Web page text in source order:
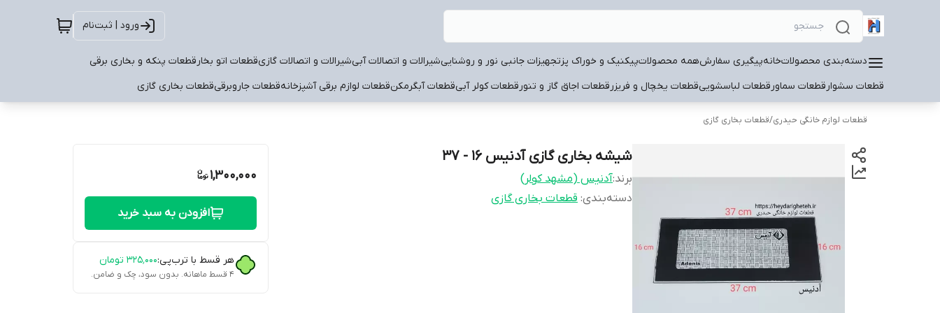
ورود | ثبت‌نام
دسته‌بندی محصولاتخانهپیگیری سفارشهمه محصولاتپیکنیک و خوراک پزتجهیزات جانبی نور و روشناییشیرالات و اتصالات آبیشیرالات و اتصالات گازیقطعات اتو بخارقطعات پنکه و بخاری برقی
قطعات سشوارقطعات سماورقطعات لباسشوییقطعات یخچال و فریزرقطعات اجاق گاز و تنورقطعات کولر آبیقطعات آبگرمکنقطعات لوازم برقی آشپزخانهقطعات جاروبرقیقطعات بخاری گازی
قطعات لوازم خانگی حیدری/قطعات بخاری گازی
شیشه بخاری گازی آدنیس 16 - 37
برند:آدنیس (مشهد کولر)
دسته‌بندی: قطعات بخاری گازی
1,300,000
افزودن به سبد خرید
هر قسط با ترب‌پی:۳۲۵٬۰۰۰ تومان
۴ قسط ماهانه. بدون سود، چک و ضامن.